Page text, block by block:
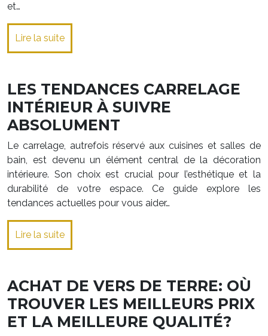
et…
Lire la suite
LES TENDANCES CARRELAGE
INTÉRIEUR À SUIVRE
ABSOLUMENT
Le carrelage, autrefois réservé aux cuisines et salles de
bain, est devenu un élément central de la décoration
intérieure. Son choix est crucial pour l’esthétique et la
durabilité de votre espace. Ce guide explore les
tendances actuelles pour vous aider…
Lire la suite
ACHAT DE VERS DE TERRE: OÙ
TROUVER LES MEILLEURS PRIX
ET LA MEILLEURE QUALITÉ?